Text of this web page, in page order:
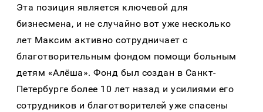
Эта позиция является ключевой для
бизнесмена, и не случайно вот уже несколько
лет Максим активно сотрудничает с
благотворительным фондом помощи больным
детям «Алёша». Фонд был создан в Санкт-
Петербурге более 10 лет назад и усилиями его
сотрудников и благотворителей уже спасены